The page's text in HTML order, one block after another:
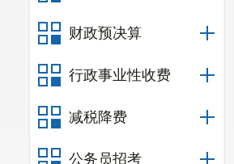
财政预决算
行政事业性收费
减税降费
公务员招考